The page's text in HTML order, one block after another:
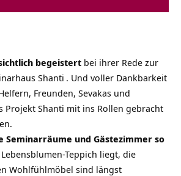
begeistert bei ihrer Rede zur
Shanti . Und voller Dankbarkeit
Freunden, Sevakas und
Projekt Shanti mit ins Rollen gebracht
Seminarräume und Gästezimmer so
Teppich liegt, die
Wohlfühlmöbel sind längst